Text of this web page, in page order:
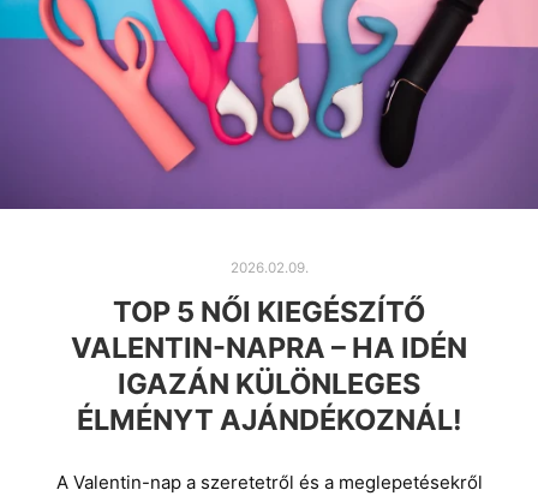
2026.02.09.
TOP 5 NŐI KIEGÉSZÍTŐ
VALENTIN-NAPRA – HA IDÉN
IGAZÁN KÜLÖNLEGES
ÉLMÉNYT AJÁNDÉKOZNÁL!
A Valentin-nap a szeretetről és a meglepetésekről